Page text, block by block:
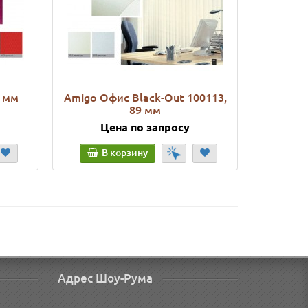
мм
Amigo Офис Black-Out 100113,
89 мм
Цена по запросу
В корзину
Адрес Шоу-Рума